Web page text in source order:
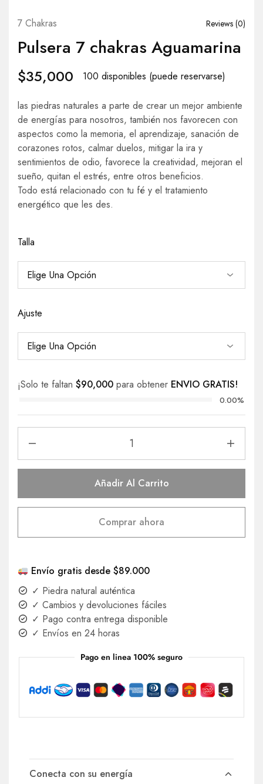
7 Chakras Reviews (0)
Pulsera 7 chakras Aguamarina
$35,000 100 disponibles (puede reservarse)
las piedras naturales a parte de crear un mejor ambiente
de energías para nosotros, también nos favorecen con
aspectos como la memoria, el aprendizaje, sanación de
corazones rotos, calmar duelos, mitigar la ira y
sentimientos de odio, favorece la creatividad, mejoran el
sueño, quitan el estrés, entre otros beneficios.
Todo está relacionado con tu fé y el tratamiento
energético que les des.
Talla
Ajuste
¡Solo te faltan $90,000 para obtener ENVIO GRATIS!
0.00%
Añadir Al Carrito
Comprar ahora
Envío gratis desde $89.000
✓ Piedra natural auténtica
✓ Cambios y devoluciones fáciles
✓ Pago contra entrega disponible
✓ Envíos en 24 horas
Pago en linea 100% seguro
Conecta con su energía